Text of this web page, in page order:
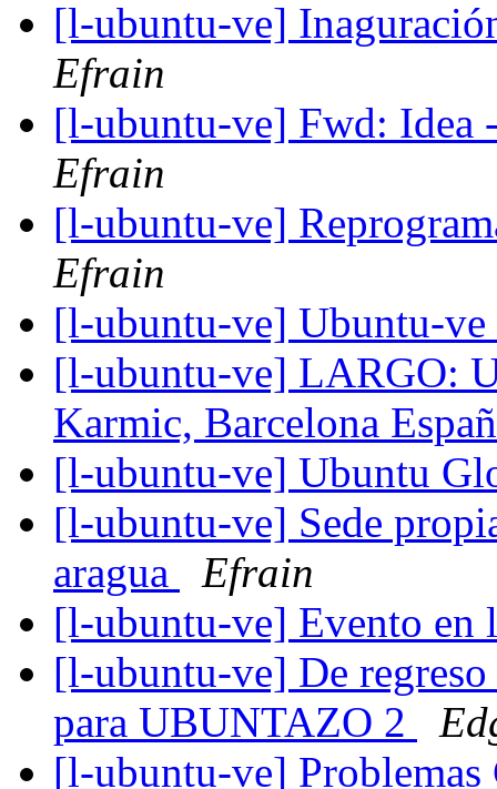
[l-ubuntu-ve]
Efrain
[l-ubuntu-ve] Fwd: Idea
Efrain
[l-ubuntu-ve]
Efrain
[l-ubuntu-ve] Ubuntu-
[l-ubuntu-ve] LARGO:
Karmic, Barcelona
[l-ubuntu-ve] Ubuntu
[l-ubuntu-ve] Sede
aragua
Efrain
[l-ubuntu-ve] Evento en
[l-ubuntu-ve] De
para UBUNTAZO 2
[l-ubuntu-ve]